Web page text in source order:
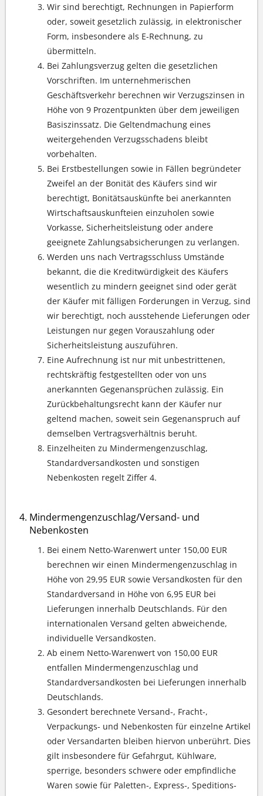
Wir sind berechtigt, Rechnungen in Papierform
oder, soweit gesetzlich zulässig, in elektronischer
Form, insbesondere als E-Rechnung, zu
übermitteln.
Bei Zahlungsverzug gelten die gesetzlichen
Vorschriften. Im unternehmerischen
Geschäftsverkehr berechnen wir Verzugszinsen in
Höhe von 9 Prozentpunkten über dem jeweiligen
Basiszinssatz. Die Geltendmachung eines
weitergehenden Verzugsschadens bleibt
vorbehalten.
Bei Erstbestellungen sowie in Fällen begründeter
Zweifel an der Bonität des Käufers sind wir
berechtigt, Bonitätsauskünfte bei anerkannten
Wirtschaftsauskunfteien einzuholen sowie
Vorkasse, Sicherheitsleistung oder andere
geeignete Zahlungsabsicherungen zu verlangen.
Werden uns nach Vertragsschluss Umstände
bekannt, die die Kreditwürdigkeit des Käufers
wesentlich zu mindern geeignet sind oder gerät
der Käufer mit fälligen Forderungen in Verzug, sind
wir berechtigt, noch ausstehende Lieferungen oder
Leistungen nur gegen Vorauszahlung oder
Sicherheitsleistung auszuführen.
Eine Aufrechnung ist nur mit unbestrittenen,
rechtskräftig festgestellten oder von uns
anerkannten Gegenansprüchen zulässig. Ein
Zurückbehaltungsrecht kann der Käufer nur
geltend machen, soweit sein Gegenanspruch auf
demselben Vertragsverhältnis beruht.
Einzelheiten zu Mindermengenzuschlag,
Standardversandkosten und sonstigen
Nebenkosten regelt Ziffer 4.
Mindermengenzuschlag/Versand- und
Nebenkosten
Bei einem Netto-Warenwert unter 150,00 EUR
berechnen wir einen Mindermengenzuschlag in
Höhe von 29,95 EUR sowie Versandkosten für den
Standardversand in Höhe von 6,95 EUR bei
Lieferungen innerhalb Deutschlands. Für den
internationalen Versand gelten abweichende,
individuelle Versandkosten.
Ab einem Netto-Warenwert von 150,00 EUR
entfallen Mindermengenzuschlag und
Standardversandkosten bei Lieferungen innerhalb
Deutschlands.
Gesondert berechnete Versand-, Fracht-,
Verpackungs- und Nebenkosten für einzelne Artikel
oder Versandarten bleiben hiervon unberührt. Dies
gilt insbesondere für Gefahrgut, Kühlware,
sperrige, besonders schwere oder empfindliche
Waren sowie für Paletten-, Express-, Speditions-